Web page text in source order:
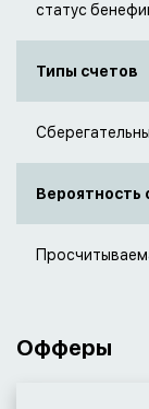
статус
Типы счетов
Вероятность
Офферы